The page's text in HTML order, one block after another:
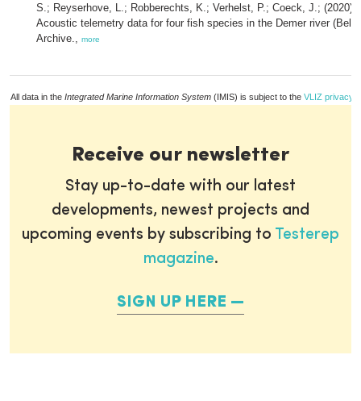
S.; Reyserhove, L.; Robberechts, K.; Verhelst, P.; Coeck, J.; (2020):
Acoustic telemetry data for four fish species in the Demer river
Archive., more
All data in the Integrated Marine Information System (IMIS) is subject to the VLIZ privacy
Receive our newsletter
Stay up-to-date with our latest
developments, newest projects and
upcoming events by subscribing to Testerep
magazine.
SIGN UP HERE